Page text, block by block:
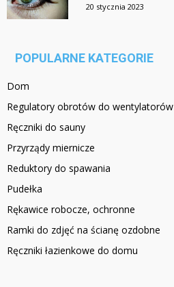
20 stycznia 2023
POPULARNE KATEGORIE
Dom
Regulatory obrotów do wentylatorów
Ręczniki do sauny
Przyrządy miernicze
Reduktory do spawania
Pudełka
Rękawice robocze, ochronne
Ramki do zdjęć na ścianę ozdobne
Ręczniki łazienkowe do domu